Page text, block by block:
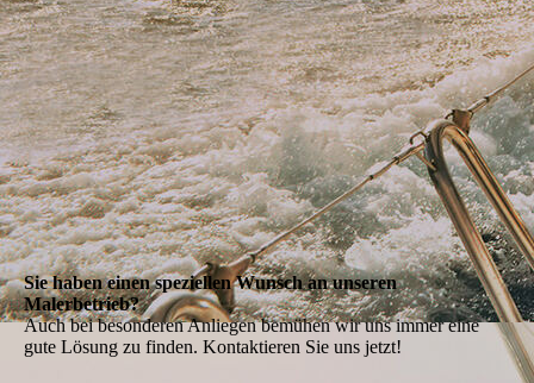
Sie haben einen speziellen Wunsch an unseren
Malerbetrieb?
Auch bei besonderen Anliegen bemühen wir uns immer eine
gute Lösung zu finden. Kontaktieren Sie uns jetzt!